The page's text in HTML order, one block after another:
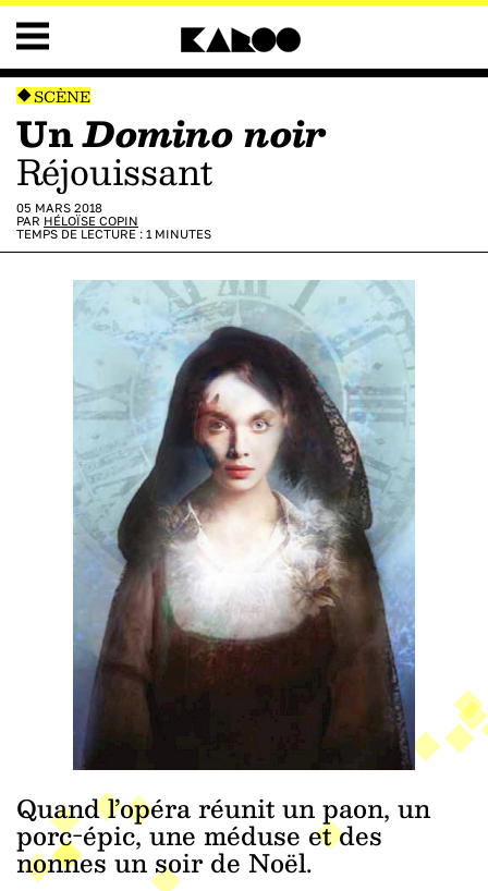
SCÈNE
UnDomino noir
réjouissant
05 MARS 2018
PAR HÉLOÏSE COPIN
TEMPS DE LECTURE : 1 MINUTES
Quand l’opéra réunit un paon, un
porc-épic, une méduse et des
nonnes un soir de Noël.